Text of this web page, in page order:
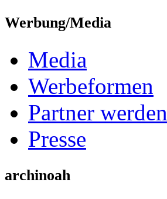
Werbung/Media
Media
Werbeformen
Partner werden
Presse
archinoah